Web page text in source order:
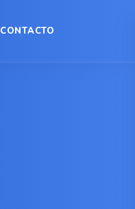
CONTACTO